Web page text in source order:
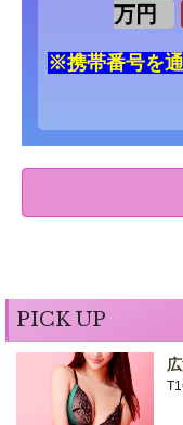
万円
※携帯番号を
PICK UP